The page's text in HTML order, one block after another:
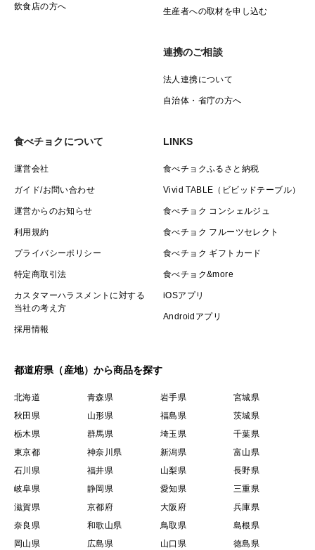
飲食店の方へ 生産者への取材を申し込む
連携のご相談
法人連携について
自治体・省庁の方へ
食べチョクについて
運営会社
ガイド/お問い合わせ
運営からのお知らせ
利用規約
プライバシーポリシー
特定商取引法
カスタマーハラスメントに対する
当社の考え方
採用情報
LINKS
食べチョクふるさと納税
Vivid TABLE（ビビッドテーブル）
食べチョク コンシェルジュ
食べチョク フルーツセレクト
食べチョク ギフトカード
食べチョク&more
iOSアプリ
Androidアプリ
都道府県（産地）から商品を探す
北海道 青森県 岩手県
宮城県
秋田県
山形県 福島県
茨城県
栃木県
群馬県 埼玉県
千葉県
東京都
神奈川県 新潟県
富山県
石川県
福井県 山梨県
長野県
岐阜県
静岡県 愛知県
三重県
滋賀県
京都府 大阪府
兵庫県
奈良県
和歌山県 鳥取県
島根県
岡山県
広島県 山口県 徳島県